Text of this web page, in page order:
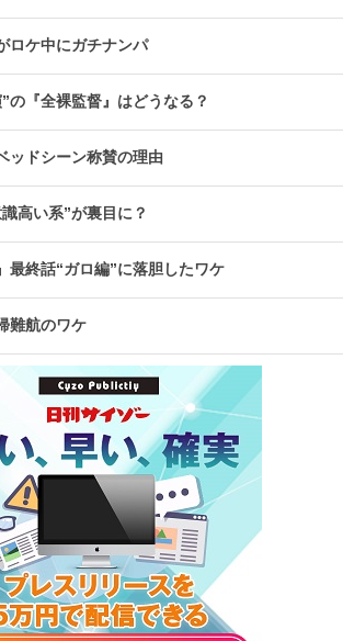
ロケ中にガチナンパ
の『全裸監督』はどうなる？
ッドシーン称賛の理由
高い系”が裏目に？
最終話“ガロ編”に落胆したワケ
難航のワケ